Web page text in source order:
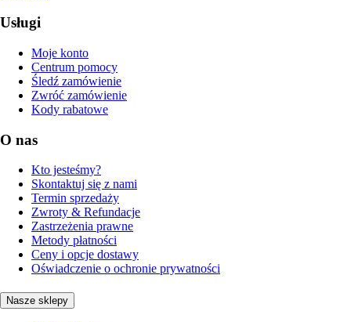
Usługi
Moje konto
Centrum pomocy
Śledź zamówienie
Zwróć zamówienie
Kody rabatowe
O nas
Kto jesteśmy?
Skontaktuj się z nami
Termin sprzedaży
Zwroty & Refundacje
Zastrzeżenia prawne
Metody płatności
Ceny i opcje dostawy
Oświadczenie o ochronie prywatności
Nasze sklepy